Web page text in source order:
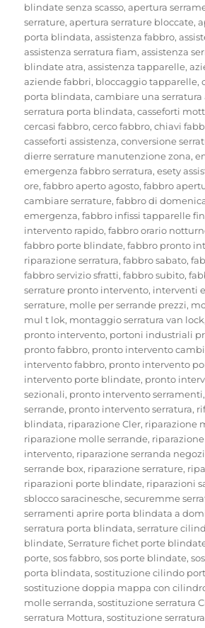
blindate senza scasso,apertura
serrature,apertura serrature bloccate,
porta blindata,assistenza fabbro,
assistenza serratura fiam,assistenza
blindate atra,assistenza tapparelle,
aziende fabbri, bloccaggio tapparelle,
porta blindata,cambiare una serratura
serratura porta blindata,casseforti
cercasi fabbro,cerco fabbro,chiavi
casseforti assistenza,conversione
dierre serrature manutenzione zona,
emergenza fabbro serratura,esety
ore,fabbro aperto agosto,fabbro
cambiare serrature,fabbro di
emergenza,fabbro infissi tapparelle
intervento rapido,fabbro orario
fabbro porte blindate,fabbro pronto
riparazione serratura,fabbro sabato,
fabbro servizio sfratti,fabbro subito,
serrature pronto intervento, interventi
serrature, molle per serrande prezzi,
mul t lok, montaggio serratura van lock
pronto intervento, portoni industriali
pronto fabbro, pronto intervento
intervento fabbro, pronto intervento
intervento porte blindate, pronto
sezionali, pronto intervento serramenti,
serrande, pronto intervento serratura,
blindata, riparazione Cler, riparazione
riparazione molle serrande,
intervento, riparazione serranda
serrande box, riparazione serrature,
riparazioni porte blindate, riparazioni
sblocco saracinesche,securemme
serramenti aprire porta blindata a
serratura porta blindata,serrature
blindate,Serrature fichet porte
porte,sos fabbro,sos porte blindate,
porta blindata,sostituzione cilindo
sostituzione doppia mappa con
molle serranda,sostituzione serratura
serratura Mottura,sostituzione